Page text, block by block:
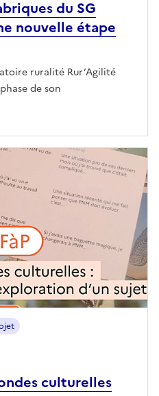
du SG
nouvelle étape
ruralité Rur’Agilité
de son
culturelles